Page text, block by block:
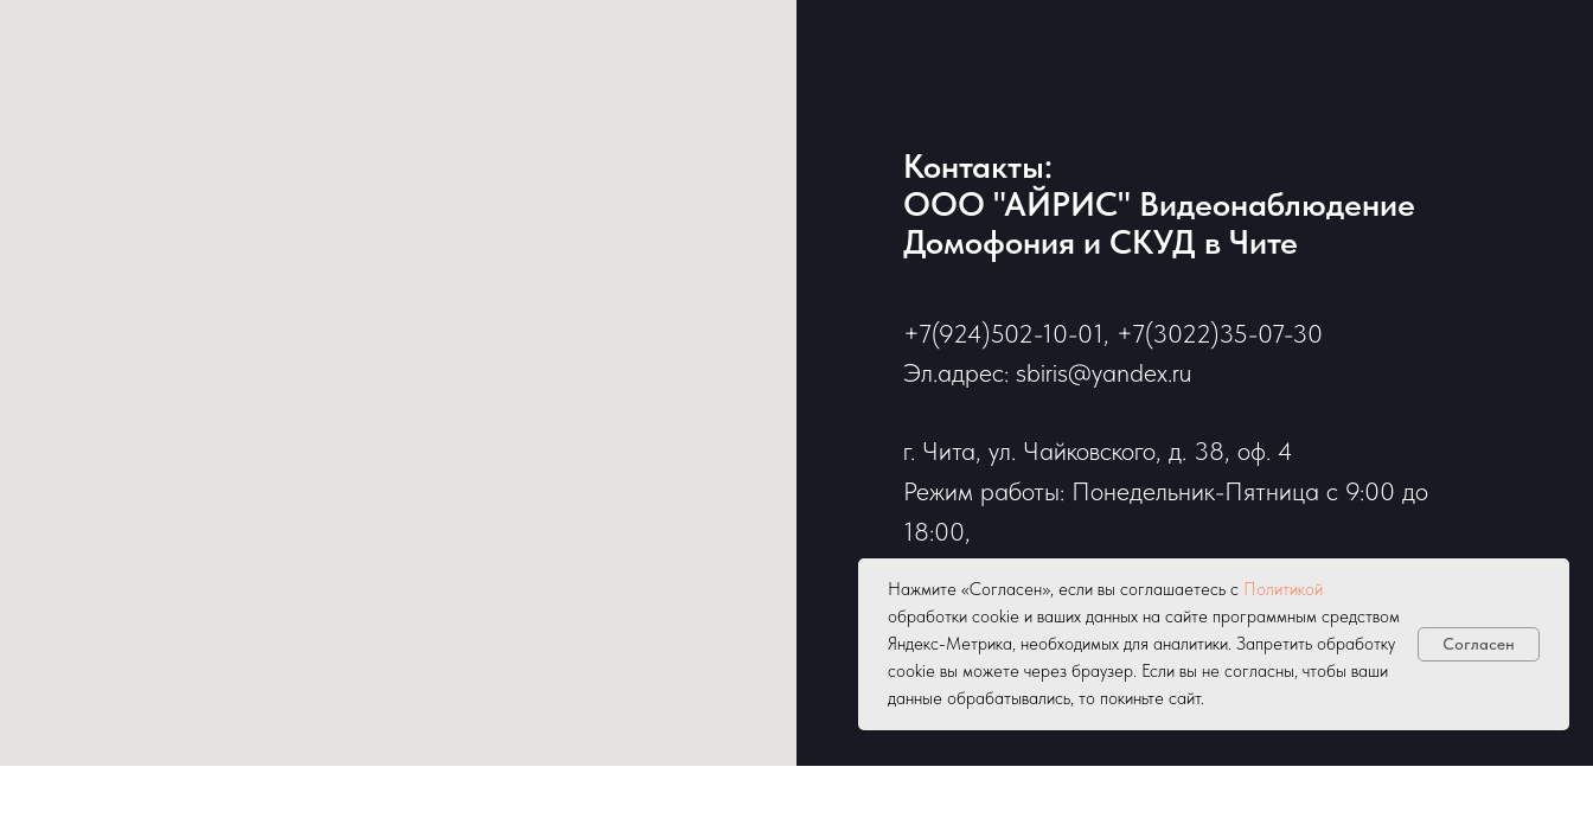
Контакты:
ООО "АЙРИС" Видеонаблюдение
Домофония и СКУД в Чите
+7(924)502-10-01, +7(3022)35-07-30
Эл.адрес: sbiris@yandex.ru
г. Чита, ул. Чайковского, д. 38, оф. 4
Режим работы: Понедельник-Пятница с 9:00 до
18:00,
Выходные: суббота-воскресенье
Нажмите «Согласен», если вы соглашаетесь с Политикой
обработки cookie и ваших данных на сайте программным средством
Яндекс-Метрика, необходимых для аналитики. Запретить обработку
cookie вы можете через браузер. Если вы не согласны, чтобы ваши
данные обрабатывались, то покиньте сайт.
Согласен